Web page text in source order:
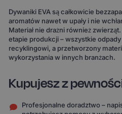
Dywaniki EVA są całkowicie
aromatów nawet w upały i nie
Materiał nie drażni również
etapie produkcji – wszystkie odpady
recyklingowi, a przetworzony
wykorzystania w innych branżach.
Kupujesz z
Profesjonalne doradztwo –